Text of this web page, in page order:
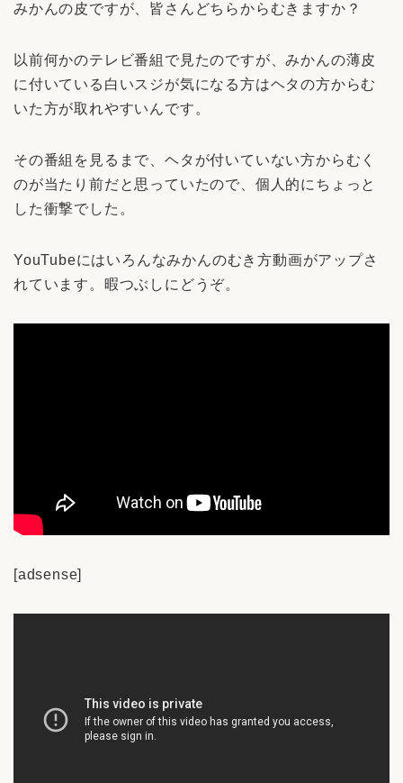
みかんの皮ですが、皆さんどちらからむきますか？
以前何かのテレビ番組で見たのですが、みかんの薄皮
に付いている白いスジが気になる方はヘタの方からむ
いた方が取れやすいんです。
その番組を見るまで、ヘタが付いていない方からむく
のが当たり前だと思っていたので、個人的にちょっと
した衝撃でした。
YouTubeにはいろんなみかんのむき方動画がアップさ
れています。暇つぶしにどうぞ。
[adsense]